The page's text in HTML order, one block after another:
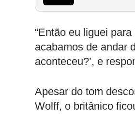
“Então eu liguei
acabamos de andar
aconteceu?’, e
Apesar do tom
Wolff, o britânico